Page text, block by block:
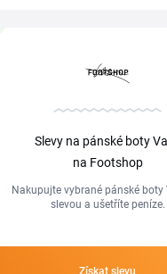
Slevy na pánské boty
na Footshop
Nakupujte vybrané pánské boty
slevou a ušetříte peníze.
Získat slevu